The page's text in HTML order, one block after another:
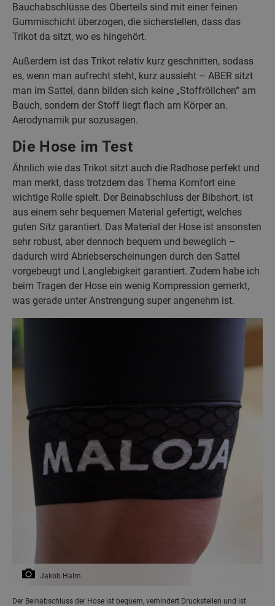
Bauchabschlüsse des Oberteils sind mit einer feinen
Gummischicht überzogen, die sicherstellen, dass das
Trikot da sitzt, wo es hingehört.
Außerdem ist das Trikot relativ kurz geschnitten, sodass
es, wenn man aufrecht steht, kurz aussieht – ABER sitzt
man im Sattel, dann bilden sich keine „Stoffröllchen“ am
Bauch, sondern der Stoff liegt flach am Körper an.
Aerodynamik pur sozusagen.
Die Hose im Test
Ähnlich wie das Trikot sitzt auch die Radhose perfekt und
man merkt, dass trotzdem das Thema Komfort eine
wichtige Rolle spielt. Der Beinabschluss der Bibshort, ist
aus einem sehr bequemen Material gefertigt, welches
guten Sitz garantiert. Das Material der Hose ist ansonsten
sehr robust, aber dennoch bequem und beweglich –
dadurch wird Abriebserscheinungen durch den Sattel
vorgebeugt und Langlebigkeit garantiert. Zudem habe ich
beim Tragen der Hose ein wenig Kompression gemerkt,
was gerade unter Anstrengung super angenehm ist.
Jakob Halm
Der Beinabschluss der Hose ist bequem, verhindert Druckstellen und ist